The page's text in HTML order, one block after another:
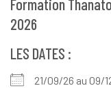
Formation
2026
LES DATES :
21/09/26 au 09/